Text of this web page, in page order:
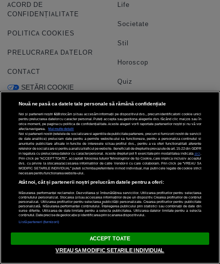
ACORD DE
CONFIDENȚIALITATE
POLITICA COOKIES
PRELUCRAREA DATELOR
CONTACT
SETĂRI COOKIE
Life
Societate
Stil
Horoscop
Quiz
Echipa
Video
Diverse
TESTELE GARBO
HOROSCOP
HOROSCOPUL IUBIRII
TRATAMENTE NATURISTE
Social Media
© 2026 Internet Corp SRL
Toate drepturile rezervate
Nouă ne pasă ca datele tale personale să rămână confidențiale
Noi și partenerii noștri 610stocăm și/sau accesăm informații pe dispozitivul dvs., precum identificatorii cookie unici
pentru prelucrarea datelor cu caracter personal. Puteți accepta sau gestiona alegerile dvs. făcând clic mai jos sau în
orice moment, pe pagina cu politica de confidențialitate. Aceste alegeri vor fi raportate partenerilor noștri și nu vă vor
afecta navigarea.
Mai multe detalii
Noi si partenerii nostri (retelele de socializare si agentiile de publicitate partenere, precum si furnizorii nostri de servicii
de date analitice) prelucram date pentru a permite website-ului sa functioneze, pentru a personaliza continutul si
anunturile publicitare afisate in functie de interesele si/sau profilul dvs., pentru a va oferi functionalitati aferente
retelelor de socializare si pentru a analiza traficul pe website. Beneficiati de drepturile prevazute de art. 15-22 din GDPR
in legatura cu prelucrarea datelor cu caracter personal. Aceste drepturi pot fi exercitate prin modalitatea indicata aici
Prin click pe “ACCEPT TOATE”, acceptati folosirea tuturor Tehnologiilor de tip Cookie, care implica inclusiv acceptul
dvs. cu privire la stocarea/accesarea informatiilor de catre Vendor-ii cu care colaboram. Prin click pe “VREAU SA
MODIFIC SETARILE INDIVIDUAL” puteti schimba preferintele in mod individual, mai putin cele legate de cookie strict
necesare pentru functionarea website-ului.
Atât noi, cât și partenerii noștri prelucrăm datele pentru a oferi:
Măsurarea performanței reclamelor. Dezvoltarea și îmbunătățirea serviciilor. Utilizarea profilurilor pentru selectarea
conținutului personalizat. Stocarea și/sau accesarea informațiilor de pe un dispozitiv. Crearea profilurilor de conținut
personalizat. Utilizarea profilurilor pentru selectarea publicității personalizate. Crearea profilurilor pentru publicitate
personalizată. Măsurarea performanței conținutului. Înțelegerea publicului prin statistici sau combinații de date din
surse diferite. Utilizarea de date limitate pentru a selecta publicitatea. Utilizarea datelor limitate pentru a selecta
conținutul. Date precise de geolocație și identificarea prin scanarea dispozitivului.
Listă parteneri (furnizori)
ACCEPT TOATE
VREAU SA MODIFIC SETARILE INDIVIDUAL